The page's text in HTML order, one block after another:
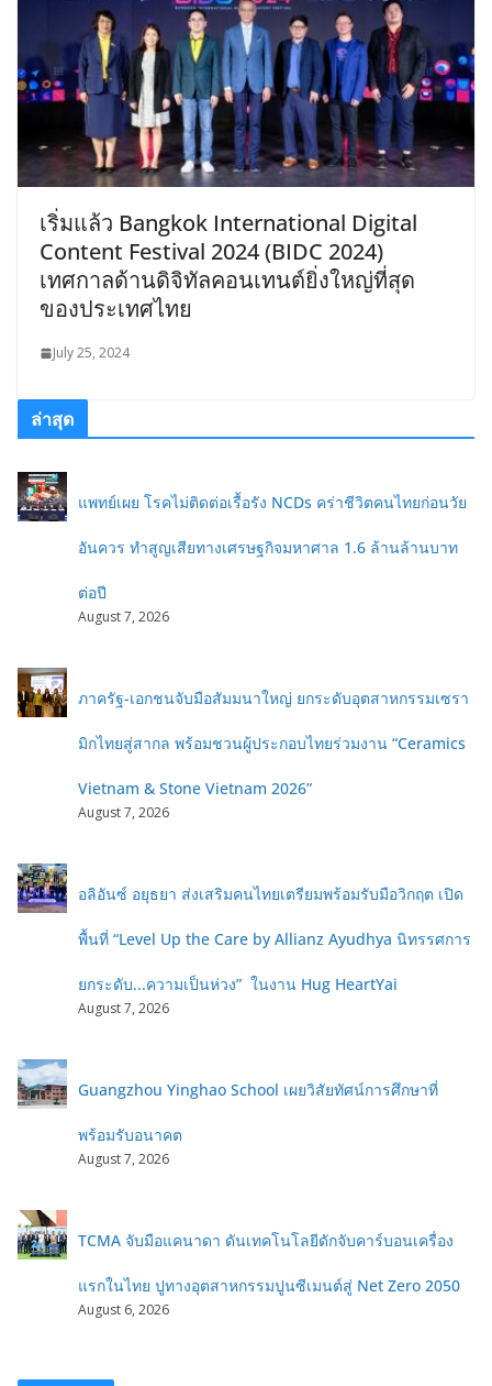
เริ่มแล้ว Bangkok International Digital
Content Festival 2024 (BIDC 2024)
เทศกาลด้านดิจิทัลคอนเทนต์ยิ่งใหญ่ที่สุด
ของประเทศไทย
July 25, 2024
ล่าสุด
แพทย์เผย โรคไม่ติดต่อเรื้อรัง NCDs คร่าชีวิตคนไทยก่อนวัย
อันควร ทำสูญเสียทางเศรษฐกิจมหาศาล 1.6 ล้านล้านบาท
ต่อปี
August 7, 2026
ภาครัฐ-เอกชนจับมือสัมมนาใหญ่ ยกระดับอุตสาหกรรมเซรา
มิกไทยสู่สากล พร้อมชวนผู้ประกอบไทยร่วมงาน “Ceramics
Vietnam & Stone Vietnam 2026”
August 7, 2026
อลิอันซ์ อยุธยา ส่งเสริมคนไทยเตรียมพร้อมรับมือวิกฤต เปิด
พื้นที่ “Level Up the Care by Allianz Ayudhya นิทรรศการ
ยกระดับ...ความเป็นห่วง” ในงาน Hug HeartYai
August 7, 2026
Guangzhou Yinghao School เผยวิสัยทัศน์การศึกษาที่
พร้อมรับอนาคต
August 7, 2026
TCMA จับมือแคนาดา ดันเทคโนโลยีดักจับคาร์บอนเครื่อง
แรกในไทย ปูทางอุตสาหกรรมปูนซีเมนต์สู่ Net Zero 2050
August 6, 2026